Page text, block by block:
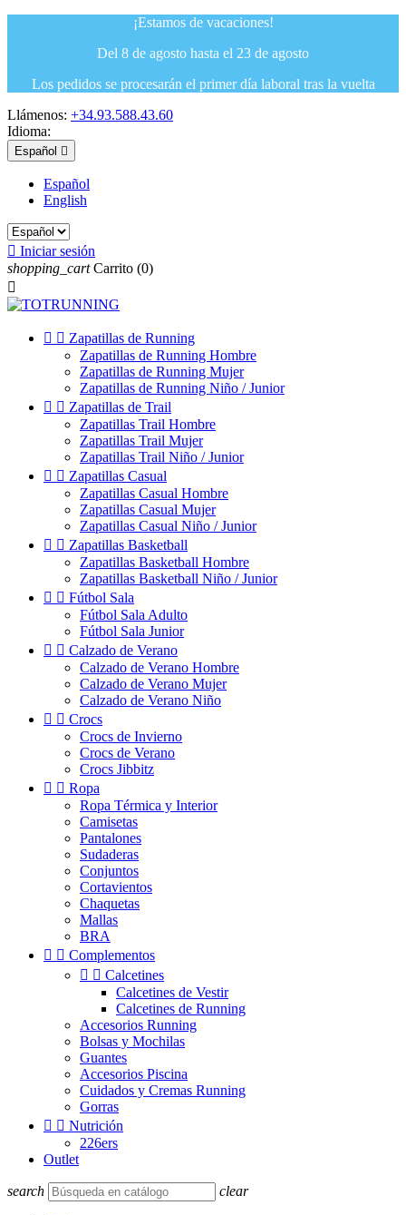
¡Estamos de vacaciones!
Del 8 de agosto hasta el 23 de agosto
Los pedidos se procesarán el primer día laboral tras la vuelta
Llámenos: +34.93.588.43.60
Idioma:
Español 
Español
English
 Iniciar sesión
shopping_cart Carrito (0)

  Zapatillas de Running
Zapatillas de Running Hombre
Zapatillas de Running Mujer
Zapatillas de Running Niño / Junior
  Zapatillas de Trail
Zapatillas Trail Hombre
Zapatillas Trail Mujer
Zapatillas Trail Niño / Junior
  Zapatillas Casual
Zapatillas Casual Hombre
Zapatillas Casual Mujer
Zapatillas Casual Niño / Junior
  Zapatillas Basketball
Zapatillas Basketball Hombre
Zapatillas Basketball Niño / Junior
  Fútbol Sala
Fútbol Sala Adulto
Fútbol Sala Junior
  Calzado de Verano
Calzado de Verano Hombre
Calzado de Verano Mujer
Calzado de Verano Niño
  Crocs
Crocs de Invierno
Crocs de Verano
Crocs Jibbitz
  Ropa
Ropa Térmica y Interior
Camisetas
Pantalones
Sudaderas
Conjuntos
Cortavientos
Chaquetas
Mallas
BRA
  Complementos
  Calcetines
Calcetines de Vestir
Calcetines de Running
Accesorios Running
Bolsas y Mochilas
Guantes
Accesorios Piscina
Cuidados y Cremas Running
Gorras
  Nutrición
226ers
Outlet
search clear